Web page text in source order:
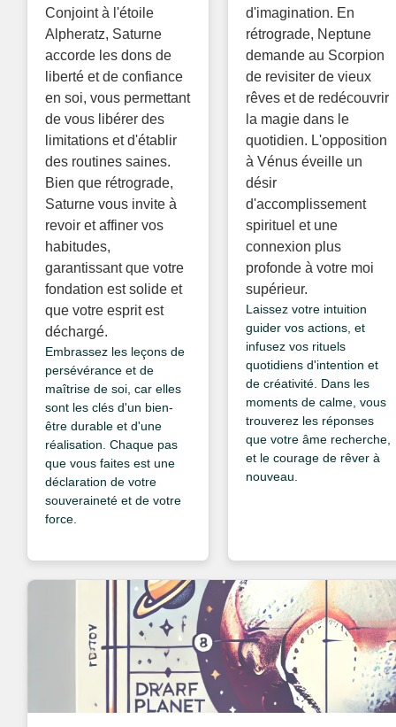
Conjoint à l'étoile
Alpheratz, Saturne
accorde les dons de
liberté et de confiance
en soi, vous permettant
de vous libérer des
limitations et d'établir
des routines saines.
Bien que rétrograde,
Saturne vous invite à
revoir et affiner vos
habitudes,
garantissant que votre
fondation est solide et
que votre esprit est
déchargé.
Embrassez les leçons de
persévérance et de
maîtrise de soi, car elles
sont les clés d'un bien-
être durable et d'une
réalisation. Chaque pas
que vous faites est une
déclaration de votre
souveraineté et de votre
force.
d'imagination. En
rétrograde, Neptune
demande au Scorpion
de revisiter de vieux
rêves et de redécouvrir
la magie dans le
quotidien. L'opposition
à Vénus éveille un
désir
d'accomplissement
spirituel et une
connexion plus
profonde à votre moi
supérieur.
Laissez votre intuition
guider vos actions, et
infusez vos rituels
quotidiens d'intention et
de créativité. Dans les
moments de calme, vous
trouverez les réponses
que votre âme recherche,
et le courage de rêver à
nouveau.